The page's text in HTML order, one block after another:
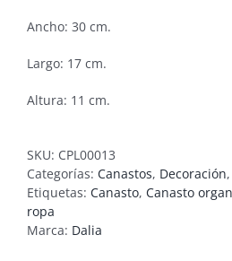
Ancho: 30 cm.
Largo: 17 cm.
Altura: 11 cm.
SKU: CPL00013
Categorías: Canastos, Decoración,
Etiquetas: Canasto, Canasto
ropa
Marca: Dalia